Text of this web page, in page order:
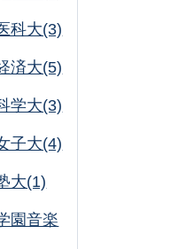
科大(3)
済大(5)
学大(3)
子大(4)
大(1)
園音楽